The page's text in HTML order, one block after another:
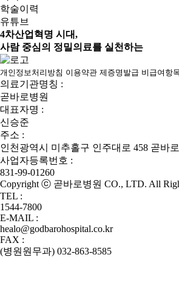
학술이력
유튜브
4차산업혁명 시대,
사람 중심의 정밀의료를 실천하는
개인정보처리방침 이용약관 제증명발급 비급여항
의료기관명칭 :
곧바로병원
대표자명 :
신승준
주소 :
인천광역시 미추홀구 인주대로 458 곧바
사업자등록번호 :
831-99-01260
Copyright ⓒ 곧바로병원 CO., LTD. All
TEL :
1544-7800
E-MAIL :
healo@godbarohospital.co.kr
FAX :
(병원원무과) 032-863-8585